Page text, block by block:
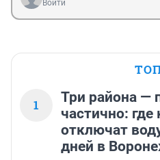
Войти
1
Три района —
частично: где
отключат
дней в